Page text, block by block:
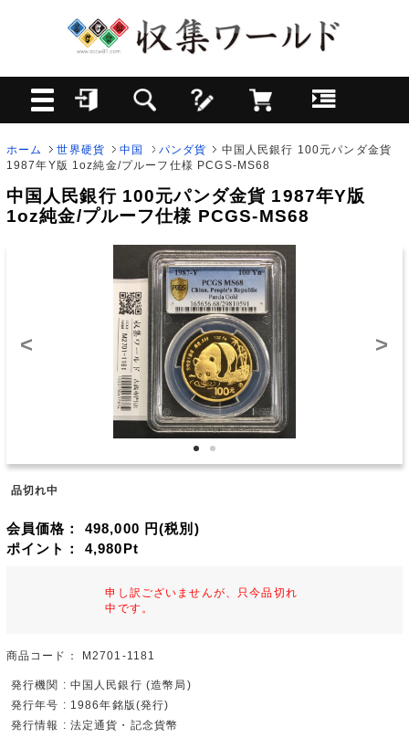
ホーム 世界硬貨 中国 パンダ貨
中国人民銀行 100元パンダ金貨
1987年Y版 1oz純金/プルーフ仕様 PCGS-MS68
中国人民銀行 100元パンダ金貨 1987年Y版
1oz純金/プルーフ仕様 PCGS-MS68
< >
品切れ中
会員価格： 498,000 円(税別)
ポイント： 4,980Pt
申し訳ございませんが、只今品切れ
中です。
商品コード： M2701-1181
発行機関 : 中国人民銀行 (造幣局)
発行年号 : 1986年銘版(発行)
発行情報 : 法定通貨・記念貨幣